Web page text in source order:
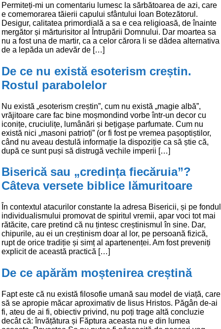
Permiteți-mi un comentariu lumesc la sărbătoarea de azi, care
e comemorarea tăierii capului sfântului Ioan Botezătorul.
Desigur, calitatea primordială a sa e cea religioasă, de înainte
mergător și mărturisitor al Întrupării Domnului. Dar moartea sa
nu a fost una de martir, ca a celor cărora li se dădea alternativa
de a lepăda un adevăr de […]
De ce nu există esoterism creștin.
Rostul parabolelor
Nu există „esoterism creștin”, cum nu există „magie albă”,
vrăjitoare care fac bine moșmondind vorbe într-un decor cu
iconițe, cruciulițe, lumânări și bețigașe parfumate. Cum nu
există nici „masoni patrioți” (or fi fost pe vremea pașoptiștilor,
când nu aveau destulă informație la dispoziție ca să știe că,
după ce sunt puși să distrugă vechile imperii […]
Biserică sau „credința fiecăruia”?
Câteva versete biblice lămuritoare
În contextul atacurilor constante la adresa Bisericii, și pe fondul
individualismului promovat de spiritul vremii, apar voci tot mai
rătăcite, care pretind că nu țintesc creștinismul în sine. Dar,
chipurile, au ei un creștinism doar al lor, pe persoană fizică,
rupt de orice tradiție și simț al apartenenței. Am fost preveniți
explicit de această practică […]
De ce apărăm moștenirea creștină
Fapt este că nu există filosofie umană sau model de viață, care
să se apropie măcar aproximativ de Iisus Hristos. Păgân de-ai
fi, ateu de ai fi, obiectiv privind, nu poți trage altă concluzie
decât că: învățătura și Făptura aceasta nu e din lumea